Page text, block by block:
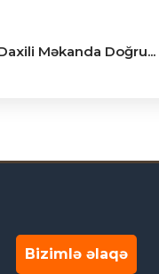
Məkanda Doğru...
Bizimlə əlaqə